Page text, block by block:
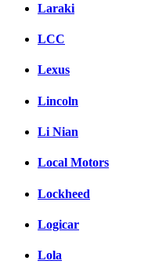
Laraki
LCC
Lexus
Lincoln
Li Nian
Local Motors
Lockheed
Logicar
Lola